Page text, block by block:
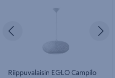
Riippuvalaisin EGLO Campilo